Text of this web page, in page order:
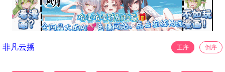
非凡云播 正序 倒序